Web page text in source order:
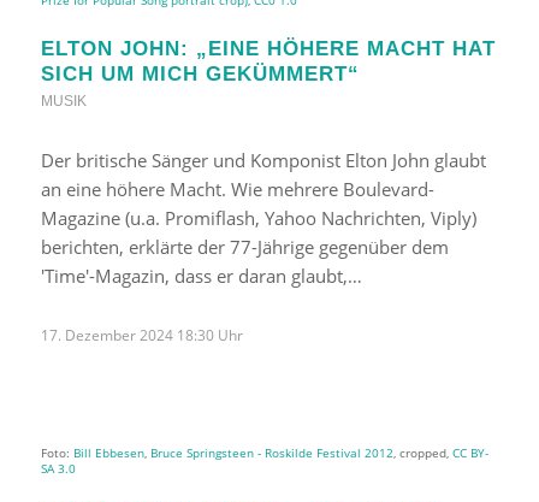
ELTON JOHN: „EINE HÖHERE MACHT HAT
SICH UM MICH GEKÜMMERT“
MUSIK
Der britische Sänger und Komponist Elton John glaubt
an eine höhere Macht. Wie mehrere Boulevard-
Magazine (u.a. Promiflash, Yahoo Nachrichten, Viply)
berichten, erklärte der 77-Jährige gegenüber dem
'Time'-Magazin, dass er daran glaubt,…
17. Dezember 2024 18:30 Uhr
Foto: Bill Ebbesen, Bruce Springsteen - Roskilde Festival 2012 , cropped, CC BY-
SA 3.0